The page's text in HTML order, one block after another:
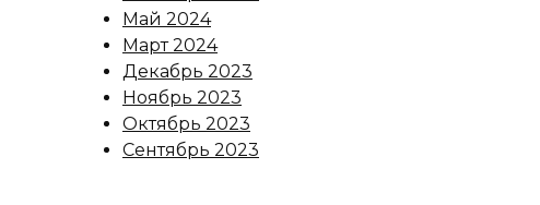
Май 2024
Март 2024
Декабрь 2023
Ноябрь 2023
Октябрь 2023
Сентябрь 2023